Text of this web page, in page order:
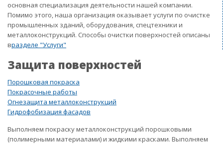
основная специализация деятельности нашей компании.
Помимо этого, наша организация оказывает услуги по очистке
промышленных зданий, оборудования, спецтехники и
металлоконструкций. Способы очистки поверхностей описаны
вразделе "Услуги"
Защита поверхностей
Порошковая покраска
Покрасочные работы
Огнезащита металлоконструкций
Гидрофобизация фасадов
Выполняем покраску металлоконструкций порошковыми
(полимерными материалами) и жидкими красками. Выполняем